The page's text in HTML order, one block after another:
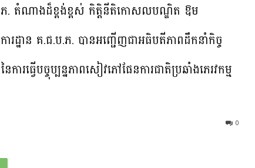
. តំណាងដ៏ខ្ពង់ខ្ពស់ កិត្តិនីតិកោសលបណ្ឌិត ឱម
រដ្ឋាន គ.ជ.ប.ភ. បានអញ្ជើញជាអធិបតីភាពដឹកនាំកិច្ច
រធ្វេីបច្ចុប្បន្នភាពសៀវភៅផែនការជាតិប្រឆាំងភេរវកម្ម​
0